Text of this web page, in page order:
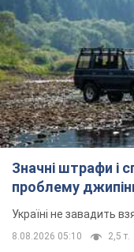
Значні штрафи і
проблему
Україні не завадить
8.08.2026 05:10 2,5 т.